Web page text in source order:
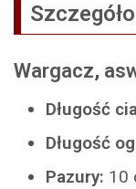
Wargacz,
Długość
Długość
Pazury: 10